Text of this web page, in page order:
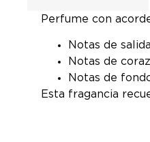
Perfume con
Notas de
Notas de
Notas de
Esta fragancia